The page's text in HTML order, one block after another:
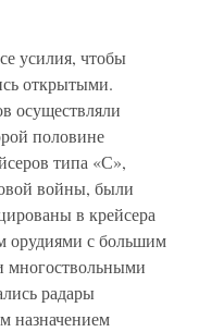
усилия, чтобы
открытыми.
осуществляли
половине
типа «С»,
войны, были
в крейсера
орудиями с большим
многоствольными
радары
назначением